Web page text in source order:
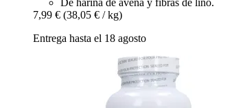
De harina de avena y fibras de lino.
7,99 € (38,05 € / kg)
Entrega hasta el 18 agosto